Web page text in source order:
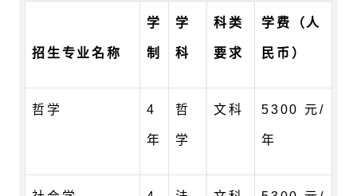
招生专业名称
学
制
学
科
科类
要求
学费（人
民币）
哲学 4
年
哲
学
文科 5300 元/
年